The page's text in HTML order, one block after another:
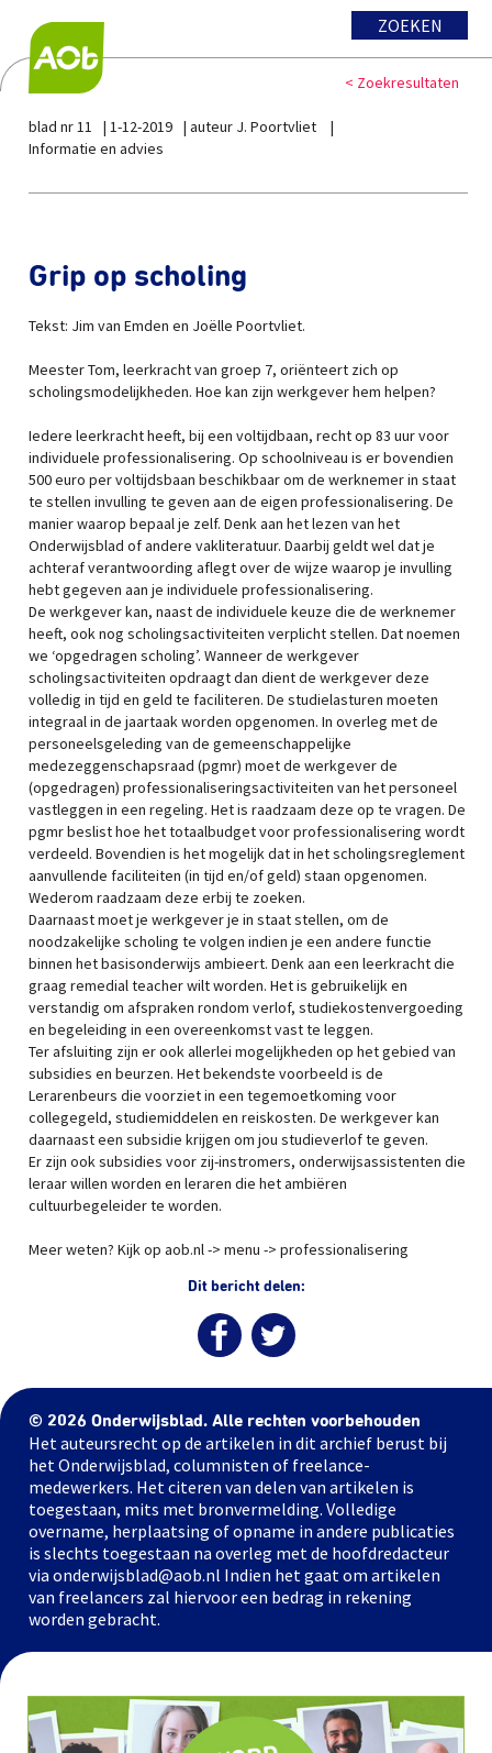
ZOEKEN
< Zoekresultaten
blad nr 11 1-12-2019
auteur J. Poortvliet
Informatie en advies
Grip op scholing
Tekst: Jim van Emden en Joëlle Poortvliet.
Meester Tom, leerkracht van groep 7, oriënteert zich op
scholingsmodelijkheden. Hoe kan zijn werkgever hem helpen?
Iedere leerkracht heeft, bij een voltijdbaan, recht op 83 uur voor
individuele professionalisering. Op schoolniveau is er bovendien
500 euro per voltijdsbaan beschikbaar om de werknemer in staat
te stellen invulling te geven aan de eigen professionalisering. De
manier waarop bepaal je zelf. Denk aan het lezen van het
Onderwijsblad of andere vakliteratuur. Daarbij geldt wel dat je
achteraf verantwoording aflegt over de wijze waarop je invulling
hebt gegeven aan je individuele professionalisering.
De werkgever kan, naast de individuele keuze die de werknemer
heeft, ook nog scholingsactiviteiten verplicht stellen. Dat noemen
we ‘opgedragen scholing’. Wanneer de werkgever
scholingsactiviteiten opdraagt dan dient de werkgever deze
volledig in tijd en geld te faciliteren. De studielasturen moeten
integraal in de jaartaak worden opgenomen. In overleg met de
personeelsgeleding van de gemeenschappelijke
medezeggenschapsraad (pgmr) moet de werkgever de
(opgedragen) professionaliseringsactiviteiten van het personeel
vastleggen in een regeling. Het is raadzaam deze op te vragen. De
pgmr beslist hoe het totaalbudget voor professionalisering wordt
verdeeld. Bovendien is het mogelijk dat in het scholingsreglement
aanvullende faciliteiten (in tijd en/of geld) staan opgenomen.
Wederom raadzaam deze erbij te zoeken.
Daarnaast moet je werkgever je in staat stellen, om de
noodzakelijke scholing te volgen indien je een andere functie
binnen het basisonderwijs ambieert. Denk aan een leerkracht die
graag remedial teacher wilt worden. Het is gebruikelijk en
verstandig om afspraken rondom verlof, studiekostenvergoeding
en begeleiding in een overeenkomst vast te leggen.
Ter afsluiting zijn er ook allerlei mogelijkheden op het gebied van
subsidies en beurzen. Het bekendste voorbeeld is de
Lerarenbeurs die voorziet in een tegemoetkoming voor
collegegeld, studiemiddelen en reiskosten. De werkgever kan
daarnaast een subsidie krijgen om jou studieverlof te geven.
Er zijn ook subsidies voor zij-instromers, onderwijsassistenten die
leraar willen worden en leraren die het ambiëren
cultuurbegeleider te worden.
Meer weten? Kijk op aob.nl -> menu -> professionalisering
Dit bericht delen:
© 2026 Onderwijsblad. Alle rechten voorbehouden
Het auteursrecht op de artikelen in dit archief berust bij
het Onderwijsblad, columnisten of freelance-
medewerkers. Het citeren van delen van artikelen is
toegestaan, mits met bronvermelding. Volledige
overname, herplaatsing of opname in andere publicaties
is slechts toegestaan na overleg met de hoofdredacteur
via onderwijsblad@aob.nl Indien het gaat om artikelen
van freelancers zal hiervoor een bedrag in rekening
worden gebracht.